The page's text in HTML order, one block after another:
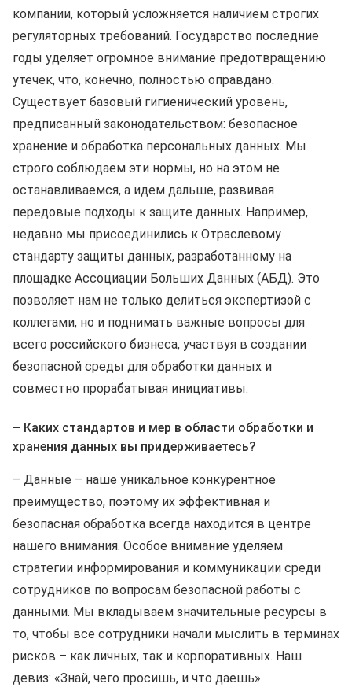
компании, который усложняется наличием строгих
регуляторных требований. Государство последние
годы уделяет огромное внимание предотвращению
утечек, что, конечно, полностью оправдано.
Существует базовый гигиенический уровень,
предписанный законодательством: безопасное
хранение и обработка персональных данных. Мы
строго соблюдаем эти нормы, но на этом не
останавливаемся, а идем дальше, развивая
передовые подходы к защите данных. Например,
недавно мы присоединились к Отраслевому
стандарту защиты данных, разработанному на
площадке Ассоциации Больших Данных (АБД). Это
позволяет нам не только делиться экспертизой с
коллегами, но и поднимать важные вопросы для
всего российского бизнеса, участвуя в создании
безопасной среды для обработки данных и
совместно прорабатывая инициативы.
– Каких стандартов и мер в области обработки и
хранения данных вы придерживаетесь?
– Данные – наше уникальное конкурентное
преимущество, поэтому их эффективная и
безопасная обработка всегда находится в центре
нашего внимания. Особое внимание уделяем
стратегии информирования и коммуникации среди
сотрудников по вопросам безопасной работы с
данными. Мы вкладываем значительные ресурсы в
то, чтобы все сотрудники начали мыслить в терминах
рисков – как личных, так и корпоративных. Наш
девиз: «Знай, чего просишь, и что даешь».